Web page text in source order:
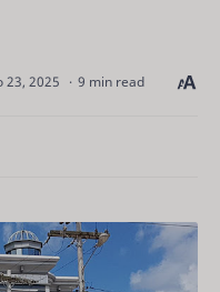
9 min read